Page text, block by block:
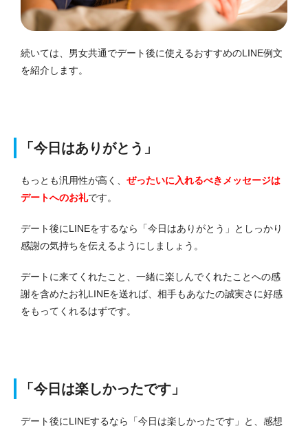
続いては、男女共通でデート後に使えるおすすめのLINE例文
を紹介します。
「今日はありがとう」
もっとも汎用性が高く、 ぜったいに入れるべきメッセージは
デートへのお礼です。
デート後にLINEをするなら「今日はありがとう」としっかり
感謝の気持ちを伝えるようにしましょう。
デートに来てくれたこと、一緒に楽しんでくれたことへの感
謝を含めたお礼LINEを送れば、相手もあなたの誠実さに好感
をもってくれるはずです。
「今日は楽しかったです」
デート後にLINEするなら「今日は楽しかったです」と、感想